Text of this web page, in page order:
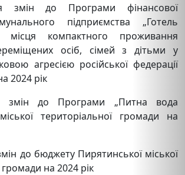
змін до Програми фінансової
підприємства „Готель
місця компактного проживання
осіб, сімей з дітьми у
агресією російської федерації
2024 рік
змін до Програми „Питна вода
територіальної громади на
до бюджету Пирятинської міської
на 2024 рік